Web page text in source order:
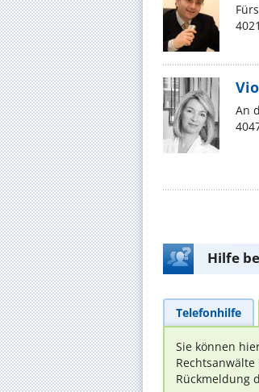
An
Hilfe
Telefonhilfe
Sie können
Rückmeldung